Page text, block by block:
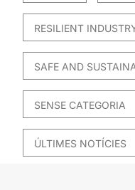
RESILIENT
SAFE AND
SENSE CATEGORIA
ÚLTIMES NOTÍCIES